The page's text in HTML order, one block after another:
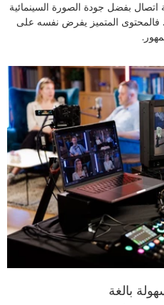
بفضل جودة الصورة السينمائية
وتقنية الألوان المميزة من Canon. فالمحتوى المتميز يفرض نفسه على
بالغة